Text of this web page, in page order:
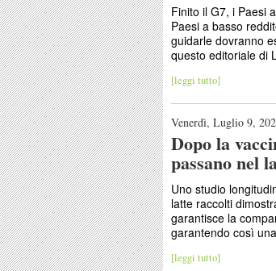
Finito il G7, i Paesi
Paesi a basso
guidarle dovranno
questo editoriale di
[leggi tutto]
Venerdì, Luglio 9,
Dopo la
passano nel
Uno studio
latte raccolti
garantisce la
garantendo così
[leggi tutto]